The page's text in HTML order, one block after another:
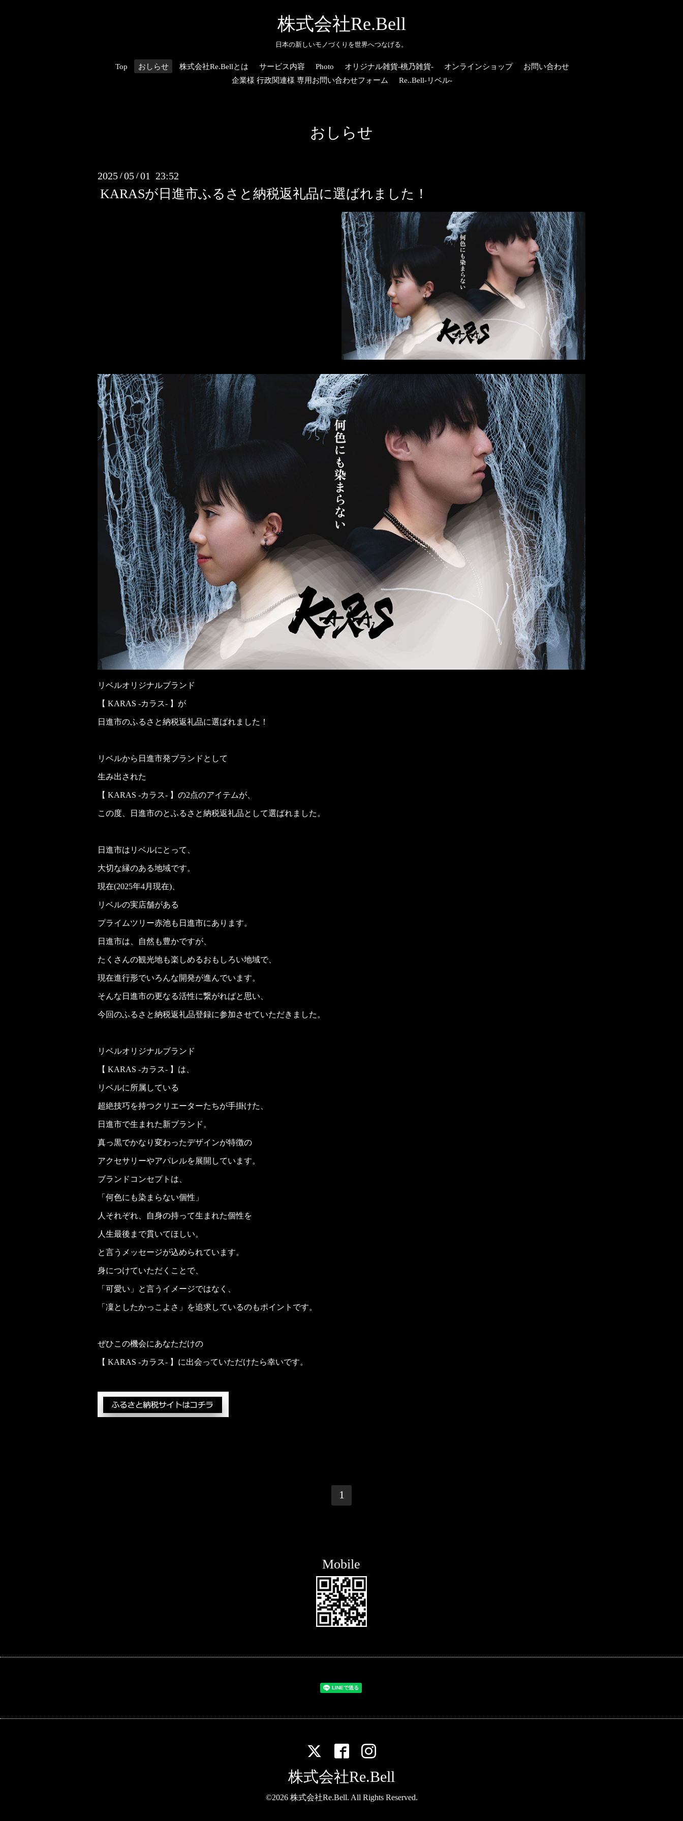
株式会社Re.Bell
日本の新しいモノづくりを世界へつなげる。
Top おしらせ 株式会社Re.Bellとは サービス内容 Photo オリジナル雑貨-桃乃雑貨- オンラインショップ
お問い合わせ
企業様 行政関連様 専用お問い合わせフォーム
Re..Bell-リベル-
おしらせ
2025 /05 /01 23:52
KARASが日進市ふるさと納税返礼品に選ばれました！
リベルオリジナルブランド
【 KARAS -カラス- 】が
日進市のふるさと納税返礼品に選ばれました！
リベルから日進市発ブランドとして
生み出された
【 KARAS -カラス- 】の2点のアイテムが、
この度、日進市のとふるさと納税返礼品として選ばれました。
日進市はリベルにとって、
大切な縁のある地域です。
現在(2025年4月現在)、
リベルの実店舗がある
プライムツリー赤池も日進市にあります。
日進市は、自然も豊かですが、
たくさんの観光地も楽しめるおもしろい地域で、
現在進行形でいろんな開発が進んでいます。
そんな日進市の更なる活性に繋がればと思い、
今回のふるさと納税返礼品登録に参加させていただきました。
リベルオリジナルブランド
【 KARAS -カラス- 】は、
リベルに所属している
超絶技巧を持つクリエーターたちが手掛けた、
日進市で生まれた新ブランド。
真っ黒でかなり変わったデザインが特徴の
アクセサリーやアパレルを展開しています。
ブランドコンセプトは、
「何色にも染まらない個性」
人それぞれ、自身の持って生まれた個性を
人生最後まで貫いてほしい。
と言うメッセージが込められています。
身につけていただくことで、
「可愛い」と言うイメージではなく、
「凜としたかっこよさ」を追求しているのもポイントです。
ぜひこの機会にあなただけの
【 KARAS -カラス- 】に出会っていただけたら幸いです。
1
Mobile
株式会社Re.Bell
©2026 株式会社Re.Bell. All Rights Reserved.